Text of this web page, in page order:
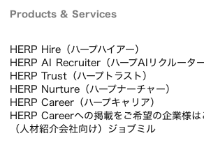
Products & Services
HERP Hire（ハープハイアー）
HERP AI Recruiter（ハープAIリクルーター
HERP Trust（ハープトラスト）
HERP Nurture（ハープナーチャー）
HERP Career（ハープキャリア）
HERP Careerへの掲載をご希望の企業様は
（人材紹介会社向け）ジョブミル